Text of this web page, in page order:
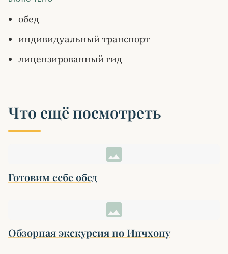
обед
индивидуальный транспорт
лицензированный гид
Что ещё посмотреть
image
Готовим себе обед
image
Обзорная экскурсия по Инчхону